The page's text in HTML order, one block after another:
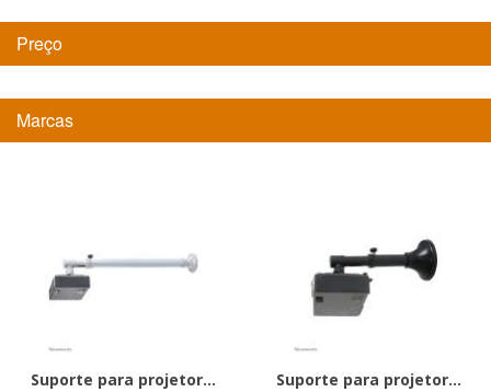
Preço
Marcas
Suporte para projetor... Suporte para projetor...